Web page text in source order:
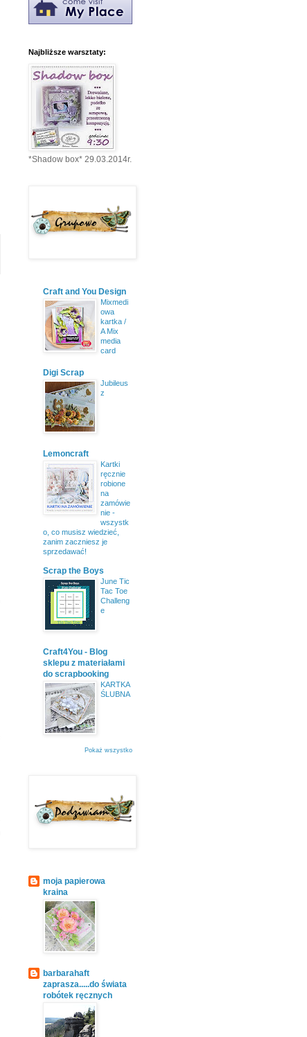
Najbliższe warsztaty:
*Shadow box* 29.03.2014r.
Craft and You Design
Mixmedi
owa
kartka /
A Mix
media
card
Digi Scrap
Jubileus
z
Lemoncraft
Kartki
ręcznie
robione
na
zamówie
nie -
wszystk
o, co musisz wiedzieć,
zanim zaczniesz je
sprzedawać!
Scrap the Boys
June Tic
Tac Toe
Challeng
e
Craft4You - Blog
sklepu z materiałami
do scrapbooking
KARTKA
ŚLUBNA
Pokaż wszystko
moja papierowa
kraina
barbarahaft
zaprasza.....do świata
robótek ręcznych